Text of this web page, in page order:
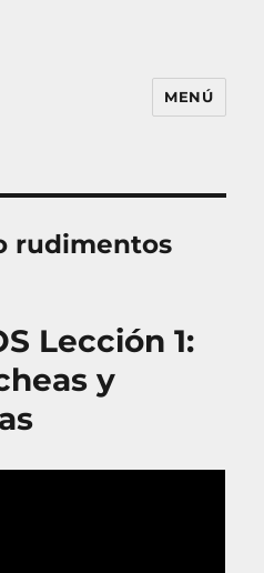
MENÚ
rudimentos
Lección 1:
y